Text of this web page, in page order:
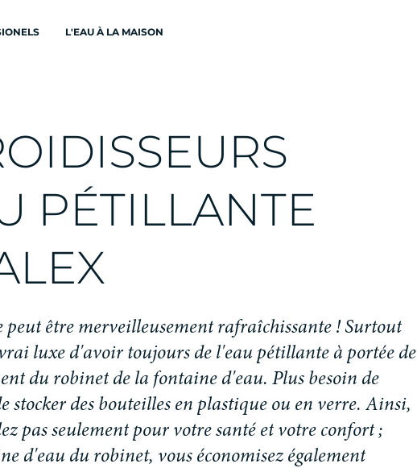
L'EAU À LA MAISON
OIDISSEURS
PÉTILLANTE
LEX
peut être merveilleusement rafraîchissante ! Surtout
rai luxe d'avoir toujours de l'eau pétillante à portée de
ent du robinet de la fontaine d'eau. Plus besoin de
e stocker des bouteilles en plastique ou en verre. Ainsi,
ez pas seulement pour votre santé et votre confort ;
ne d'eau du robinet, vous économisez également